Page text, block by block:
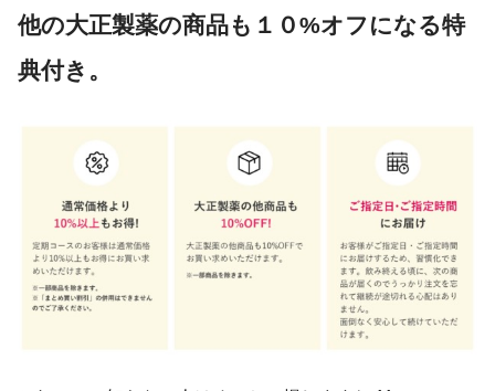
他の大正製薬の商品も１０%オフになる特
典付き。